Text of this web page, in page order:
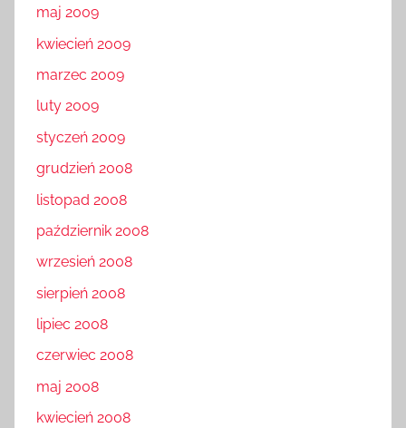
maj 2009
kwiecień 2009
marzec 2009
luty 2009
styczeń 2009
grudzień 2008
listopad 2008
październik 2008
wrzesień 2008
sierpień 2008
lipiec 2008
czerwiec 2008
maj 2008
kwiecień 2008